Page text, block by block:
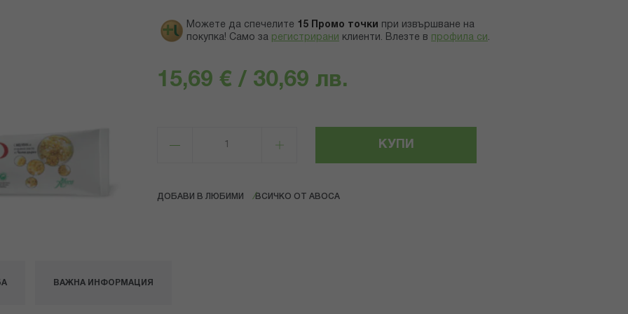
Можете да спечелите 15 Промо точки
при извършване на
покупка! Само за регистрирани клиенти. Влезте в профила си .
15,69 € / 30,69 лв.
КУПИ
ДОБАВИ В ЛЮБИМИ ВСИЧКО ОТ ABOCA
ВАЖНА ИНФОРМАЦИЯ